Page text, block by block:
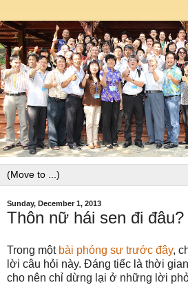
Sunday, December 1, 2013
Thôn nữ hái sen đi
Trong một bài phóng sự trước đây,
lời câu hỏi này. Đáng tiếc là thời
cho nên chỉ dừng lại ở những lời